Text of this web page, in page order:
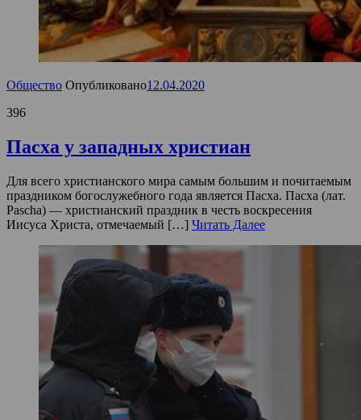
Общество Опубликовано12.04.2020
396
Пасха у западных христиан
Для всего христианского мира самым большим и почитаемым
праздником богослужебного года является Пасха. Пасха (лат.
Pascha) — христианский праздник в честь воскресения
Иисуса Христа, отмечаемый […] Читать Далее